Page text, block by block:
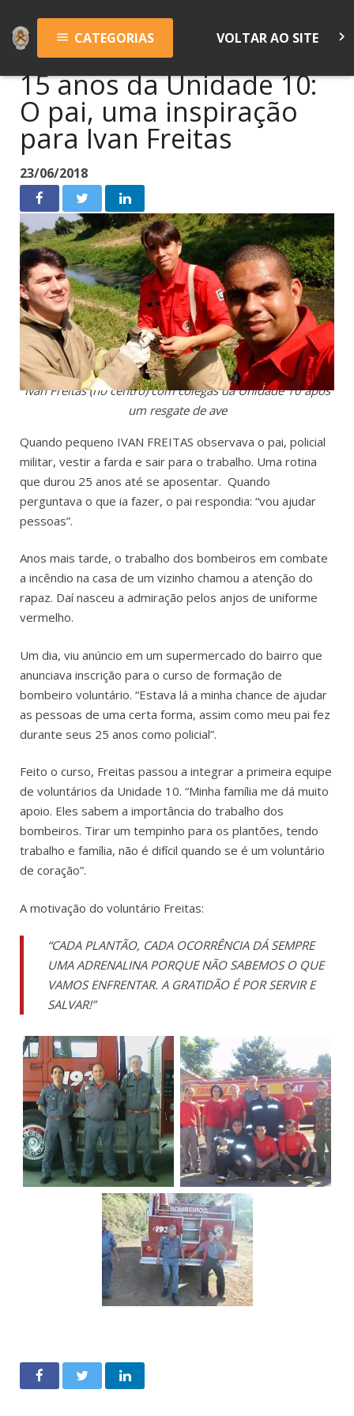
menu CATEGORIAS VOLTAR AO SITE keyboard_arrow_right
15 anos da Unidade 10:
O pai, uma inspiração
para Ivan Freitas
23/06/2018
Ivan Freitas (no centro) com colegas da Unidade 10 após
um resgate de ave
Quando pequeno IVAN FREITAS observava o pai, policial
militar, vestir a farda e sair para o trabalho. Uma rotina
que durou 25 anos até se aposentar. Quando
perguntava o que ia fazer, o pai respondia: “vou ajudar
pessoas”.
Anos mais tarde, o trabalho dos bombeiros em combate
a incêndio na casa de um vizinho chamou a atenção do
rapaz. Daí nasceu a admiração pelos anjos de uniforme
vermelho.
Um dia, viu anúncio em um supermercado do bairro que
anunciava inscrição para o curso de formação de
bombeiro voluntário. “Estava lá a minha chance de ajudar
as pessoas de uma certa forma, assim como meu pai fez
durante seus 25 anos como policial”.
Feito o curso, Freitas passou a integrar a primeira equipe
de voluntários da Unidade 10. “Minha família me dá muito
apoio. Eles sabem a importância do trabalho dos
bombeiros. Tirar um tempinho para os plantões, tendo
trabalho e família, não é difícil quando se é um voluntário
de coração”.
A motivação do voluntário Freitas:
“CADA PLANTÃO, CADA OCORRÊNCIA DÁ SEMPRE
UMA ADRENALINA PORQUE NÃO SABEMOS O QUE
VAMOS ENFRENTAR. A GRATIDÃO É POR SERVIR E
SALVAR!”